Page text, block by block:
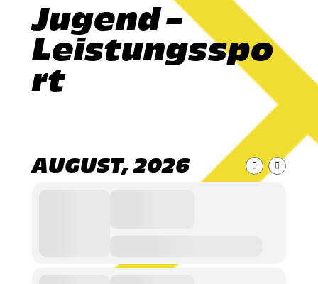
Jugend –
Leistungsspo
rt
AUGUST, 2026